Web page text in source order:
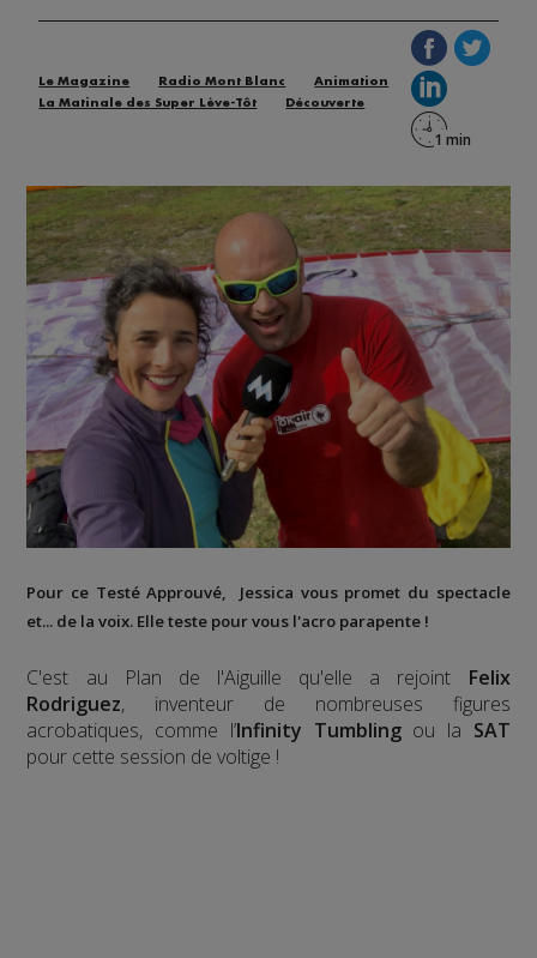
Le Magazine Radio Mont Blanc
Animation
La Matinale des Super Lève-Tôt
Découverte
Pour ce Testé Approuvé, Jessica vous promet du spectacle
et... de la voix. Elle teste pour vous l'acro parapente !
C'est au Plan de l'Aiguille qu'elle a rejoint Felix
Rodriguez, inventeur de nombreuses figures
acrobatiques, comme l’Infinity Tumblingou la SAT
pour cette session de voltige !